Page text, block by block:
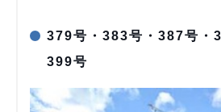
379号・383号・387号・
399号